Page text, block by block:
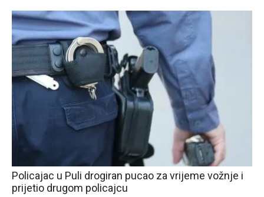
Policajac u Puli drogiran pucao za vrijeme vožnje i
prijetio drugom policajcu